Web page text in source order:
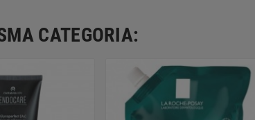
CATEGORIA: